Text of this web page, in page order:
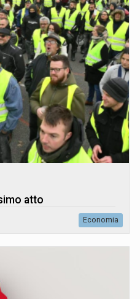
atto
Economia